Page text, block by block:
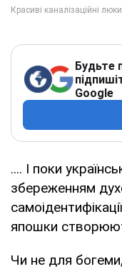
Будьте
Google
.... І поки
збереженням
япошки
Чи не для